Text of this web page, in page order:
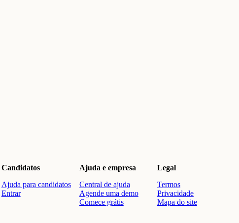
Candidatos
Ajuda para candidatos
Entrar
Ajuda e empresa
Central de ajuda
Agende uma demo
Comece grátis
Legal
Termos
Privacidade
Mapa do site